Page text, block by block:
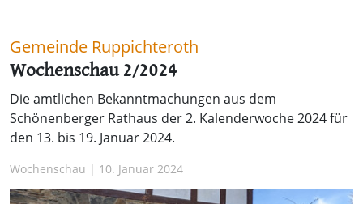
Gemeinde Ruppichteroth
Wochenschau 2/2024
Die amtlichen Bekanntmachungen aus dem
Schönenberger Rathaus der 2. Kalenderwoche 2024 für
den 13. bis 19. Januar 2024.
Wochenschau | 10. Januar 2024